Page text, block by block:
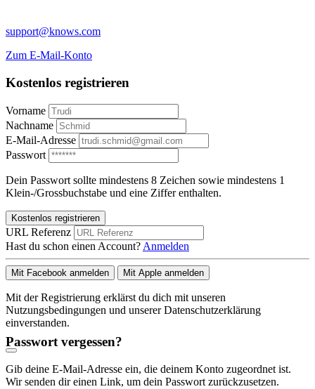
support@knows.com
Zum E-Mail-Konto
Kostenlos registrieren
Vorname
Nachname
E-Mail-Adresse
Passwort
Dein Passwort sollte mindestens 8 Zeichen sowie mindestens 1
Klein-/Grossbuchstabe und eine Ziffer enthalten.
Kostenlos registrieren
URL Referenz
Hast du schon einen Account? Anmelden
Mit Facebook anmelden Mit Apple anmelden
Mit der Registrierung erklärst du dich mit unseren
Nutzungsbedingungen und unserer Datenschutzerklärung
einverstanden.
Passwort vergessen?
Gib deine E-Mail-Adresse ein, die deinem Konto zugeordnet ist.
Wir senden dir einen Link, um dein Passwort zurückzusetzen.